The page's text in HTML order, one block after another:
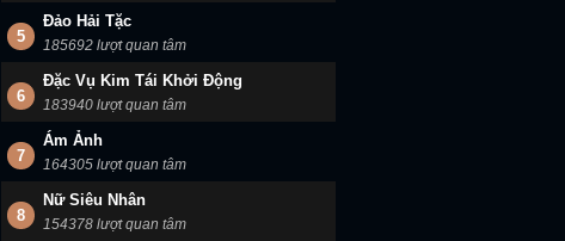
5
Đảo Hải Tặc
185692 lượt quan tâm
6
Đặc Vụ Kim Tái Khởi Động
183940 lượt quan tâm
7
Ám Ảnh
164305 lượt quan tâm
8
Nữ Siêu Nhân
154378 lượt quan tâm